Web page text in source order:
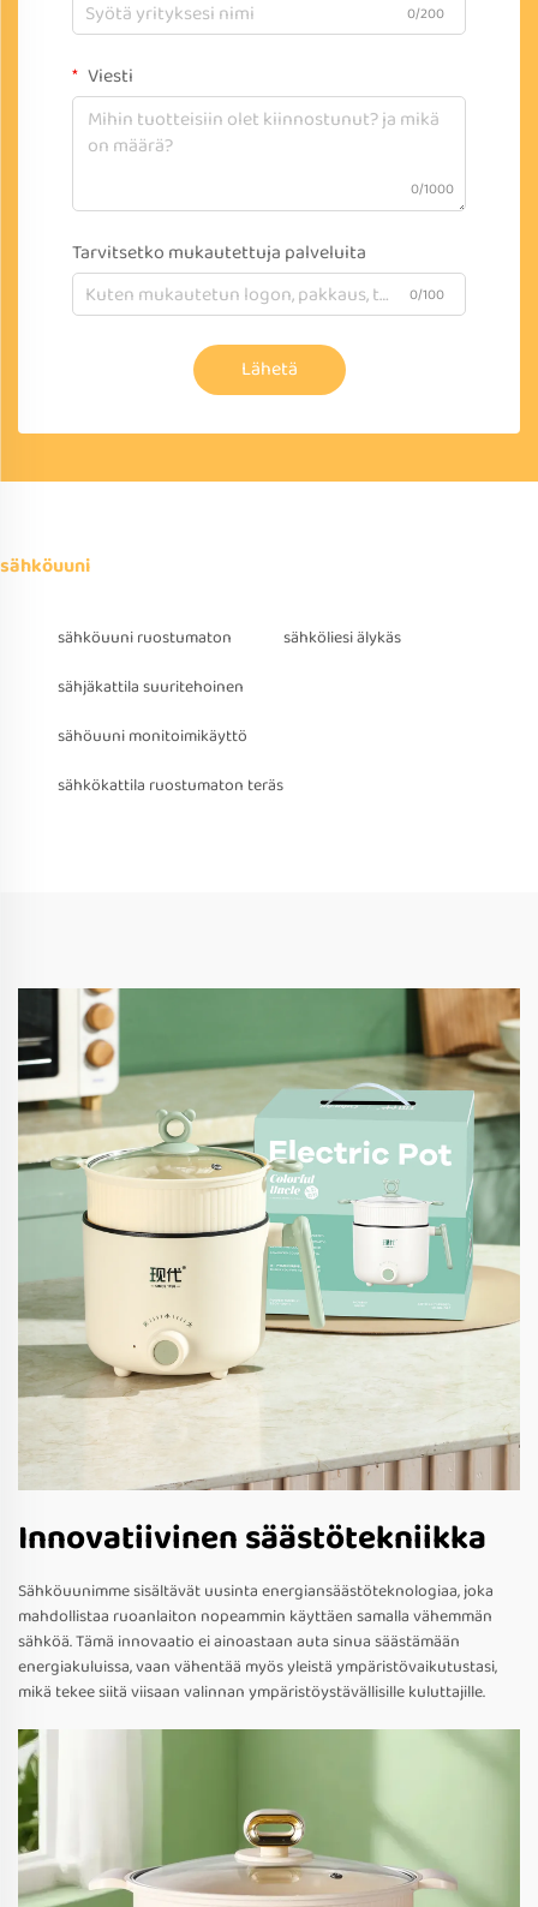
0/200
Viesti
0/1000
Tarvitsetko mukautettuja palveluita
0/100
Lähetä
sähköuuni
sähköuuni ruostumaton
sähköliesi älykäs
sähjäkattila suuritehoinen
sähöuuni monitoimikäyttö
sähkökattila ruostumaton teräs
Innovatiivinen säästötekniikka
Sähköuunimme sisältävät uusinta energiansäästöteknologiaa, joka
mahdollistaa ruoanlaiton nopeammin käyttäen samalla vähemmän
sähköä. Tämä innovaatio ei ainoastaan auta sinua säästämään
energiakuluissa, vaan vähentää myös yleistä ympäristövaikutustasi,
mikä tekee siitä viisaan valinnan ympäristöystävällisille kuluttajille.